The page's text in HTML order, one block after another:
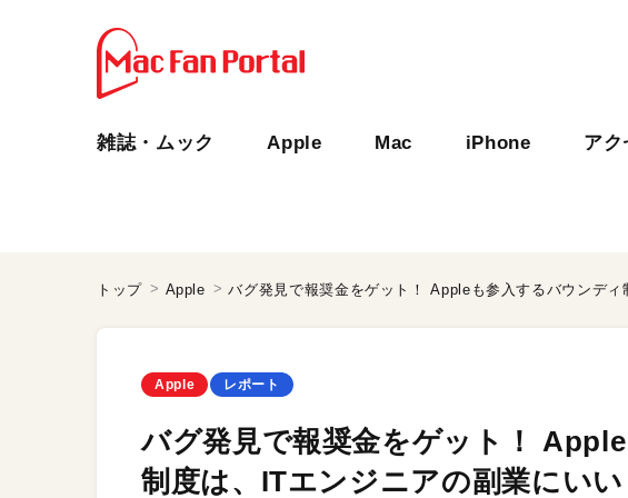
雑誌・ムック Apple Mac iPhone アク
トップ Apple
Apple レポート
バグ発見で報奨金をゲット！
制度は、ITエンジニアの副業にい